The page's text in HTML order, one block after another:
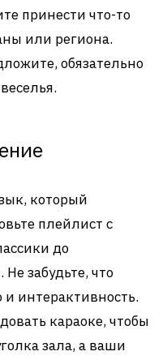
принести что-то
или региона.
обязательно
который
плейлист с
до
забудьте, что
интерактивность.
караоке, чтобы
зала, а ваши